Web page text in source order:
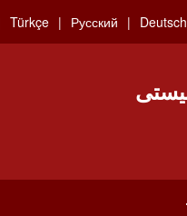
Deutsch
Русский
Türkçe